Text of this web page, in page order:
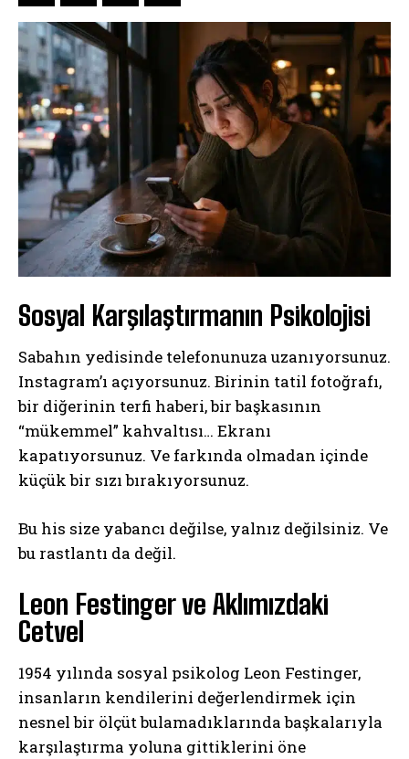
Sosyal Karşılaştırmanın Psikolojisi
Sabahın yedisinde telefonunuza uzanıyorsunuz.
Instagram’ı açıyorsunuz. Birinin tatil fotoğrafı,
bir diğerinin terfi haberi, bir başkasının
“mükemmel” kahvaltısı… Ekranı
kapatıyorsunuz. Ve farkında olmadan içinde
küçük bir sızı bırakıyorsunuz.
Bu his size yabancı değilse, yalnız değilsiniz. Ve
bu rastlantı da değil.
Leon Festinger ve Aklımızdaki
Cetvel
1954 yılında sosyal psikolog Leon Festinger,
insanların kendilerini değerlendirmek için
nesnel bir ölçüt bulamadıklarında başkalarıyla
karşılaştırma yoluna gittiklerini öne